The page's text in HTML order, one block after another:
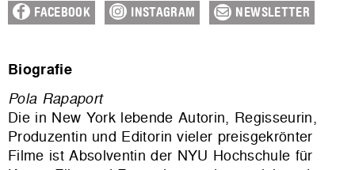
FACEBOOK INSTAGRAM NEWSLETTER
Biografie
Pola Rapaport
Die in New York lebende Autorin, Regisseurin,
Produzentin und Editorin vieler preisgekrönter
Filme ist Absolventin der NYU Hochschule für